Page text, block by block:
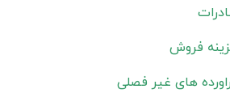
فروش
های غیر فصلی